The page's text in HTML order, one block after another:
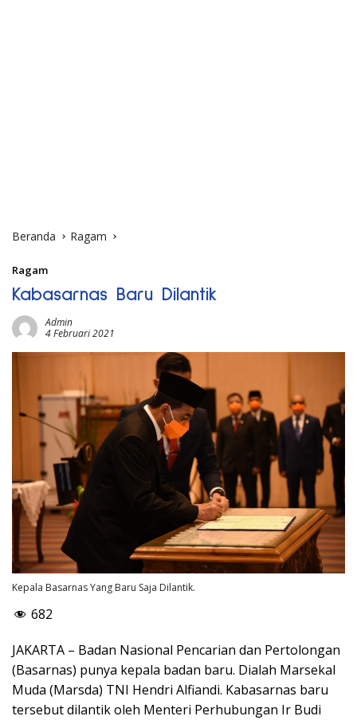
Beranda Ragam
Ragam
Kabasarnas Baru Dilantik
Admin
4 Februari 2021
Kepala Basarnas Yang Baru Saja Dilantik.
682
JAKARTA – Badan Nasional Pencarian dan Pertolongan
(Basarnas) punya kepala badan baru. Dialah Marsekal
Muda (Marsda) TNI Hendri Alfiandi. Kabasarnas baru
tersebut dilantik oleh Menteri Perhubungan Ir Budi